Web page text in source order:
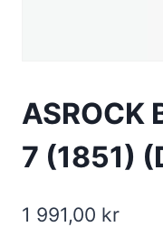
ASROCK
7 (1851)
1 991,00 kr